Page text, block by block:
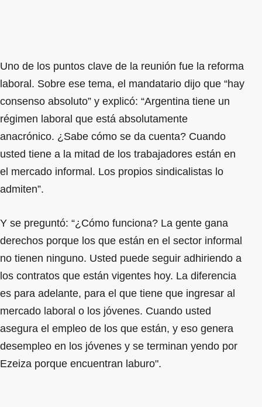
Uno de los puntos clave de la reunión fue la reforma
laboral. Sobre ese tema, el mandatario dijo que “hay
consenso absoluto” y explicó: “Argentina tiene un
régimen laboral que está absolutamente
anacrónico. ¿Sabe cómo se da cuenta? Cuando
usted tiene a la mitad de los trabajadores están en
el mercado informal. Los propios sindicalistas lo
admiten”.
Y se preguntó: “¿Cómo funciona? La gente gana
derechos porque los que están en el sector informal
no tienen ninguno. Usted puede seguir adhiriendo a
los contratos que están vigentes hoy. La diferencia
es para adelante, para el que tiene que ingresar al
mercado laboral o los jóvenes. Cuando usted
asegura el empleo de los que están, y eso genera
desempleo en los jóvenes y se terminan yendo por
Ezeiza porque encuentran laburo".